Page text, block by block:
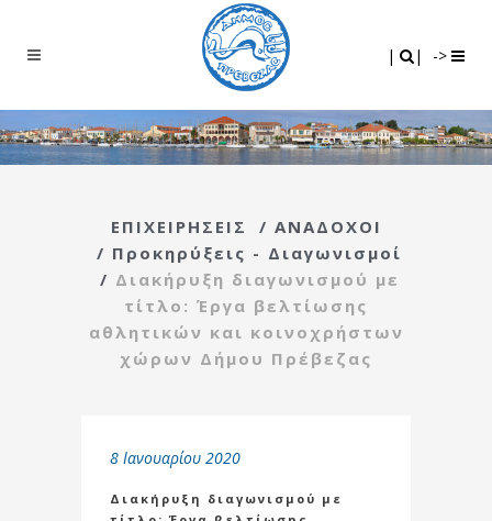
| | ->
ΕΠΙΧΕΙΡΗΣΕΙΣ / ΑΝΑΔΟΧΟΙ
/ Προκηρύξεις - Διαγωνισμοί
/ Διακήρυξη διαγωνισμού με
τίτλο: Έργα βελτίωσης
αθλητικών και κοινοχρήστων
χώρων Δήμου Πρέβεζας
8 Ιανουαρίου 2020
Διακήρυξη διαγωνισμού με